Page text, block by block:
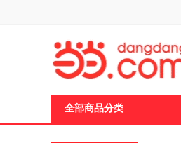
全部商品分类
页